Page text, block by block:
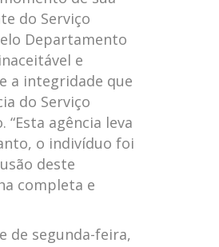
do Serviço
Departamento
e
a integridade que
do Serviço
agência leva
o indivíduo foi
deste
completa e
de segunda-feira,